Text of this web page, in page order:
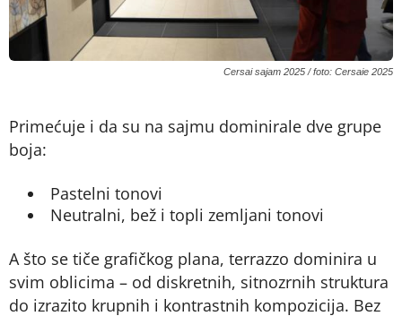
Cersai sajam 2025 / foto: Cersaie 2025
Primećuje i da su na sajmu dominirale dve grupe
boja:
Pastelni tonovi
Neutralni, bež i topli zemljani tonovi
A što se tiče grafičkog plana, terrazzo dominira u
svim oblicima – od diskretnih, sitnozrnih struktura
do izrazito krupnih i kontrastnih kompozicija. Bez